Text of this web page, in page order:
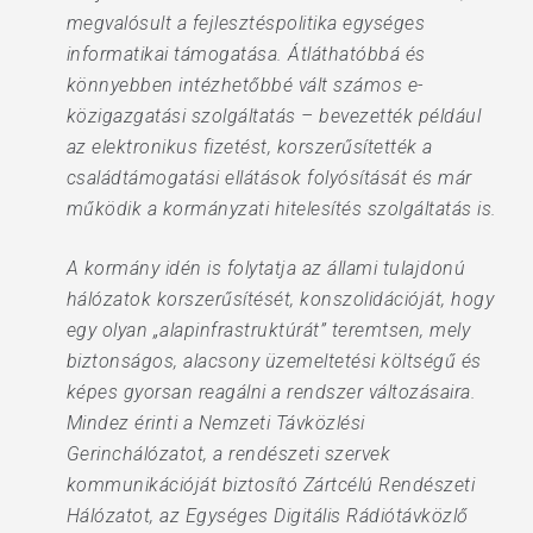
megvalósult a fejlesztéspolitika egységes
informatikai támogatása. Átláthatóbbá és
könnyebben intézhetőbbé vált számos e-
közigazgatási szolgáltatás – bevezették például
az elektronikus fizetést, korszerűsítették a
családtámogatási ellátások folyósítását és már
működik a kormányzati hitelesítés szolgáltatás is.
A kormány idén is folytatja az állami tulajdonú
hálózatok korszerűsítését, konszolidációját, hogy
egy olyan „alapinfrastruktúrát” teremtsen, mely
biztonságos, alacsony üzemeltetési költségű és
képes gyorsan reagálni a rendszer változásaira.
Mindez érinti a Nemzeti Távközlési
Gerinchálózatot, a rendészeti szervek
kommunikációját biztosító Zártcélú Rendészeti
Hálózatot, az Egységes Digitális Rádiótávközlő